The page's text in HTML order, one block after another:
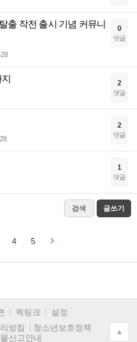
출 작전 출시 기념 커뮤니
0
댓글
2
댓글
2
댓글
1
댓글
검색 글쓰기
4 5
퀵링크
설정
방침
청소년보호정책
신고안내
▲